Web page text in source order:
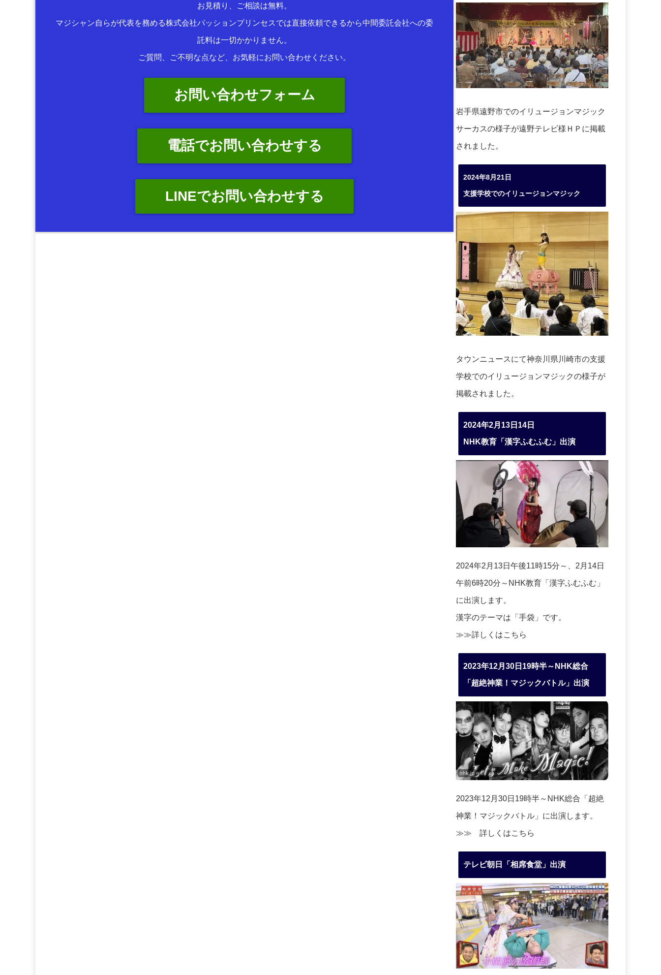
お見積り、ご相談は無料。
マジシャン自らが代表を務める株式会社パッションプリンセスでは直接依頼できるから中間委託会社への委
託料は一切かかりません。
ご質問、ご不明な点など、お気軽にお問い合わせください。
お問い合わせフォーム
電話でお問い合わせする
LINEでお問い合わせする
岩手県遠野市でのイリュージョンマジック
サーカスの様子が遠野テレビ様ＨＰに掲載
されました。
2024年8月21日
支援学校でのイリュージョンマジック
タウンニュースにて神奈川県川崎市の支援
学校でのイリュージョンマジックの様子が
掲載されました。
2024年2月13日14日
NHK教育「漢字ふむふむ」出演
2024年2月13日午後11時15分～、2月14日
午前6時20分～NHK教育「漢字ふむふむ」
に出演します。
漢字のテーマは「手袋」です。
≫≫詳しくはこちら
2023年12月30日19時半～NHK総合
「超絶神業！マジックバトル」出演
2023年12月30日19時半～NHK総合「超絶
神業！マジックバトル」に出演します。
≫≫ 詳しくはこちら
テレビ朝日「相席食堂」出演